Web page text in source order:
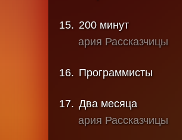
15. 200 минут
ария Рассказчицы
16. Программисты
17. Два месяца
ария Рассказчицы